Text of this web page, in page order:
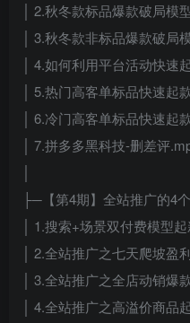
│ 2.秋冬款标品爆款破局模
│ 3.秋冬款非标品爆款破局
│ 4.如何利用平台活动快速
│ 5.热门高客单标品快速起
│ 6.冷门高客单标品快速起
│ 7.拼多多黑科技-删差评
├─【第4期】全站推广的4
│ 1.搜索+场景双付费模型
│ 2.全站推广之七天爬坡盈
│ 3.全站推广之全店动销爆
│ 4.全站推广之高溢价商品